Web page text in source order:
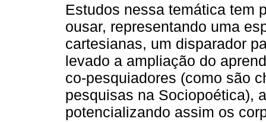
Estudos nessa temática tem
ousar, representando uma
cartesianas, um disparador
levado a ampliação do
co-pesquiadores (como são
pesquisas na Sociopoética),
potencializando assim os